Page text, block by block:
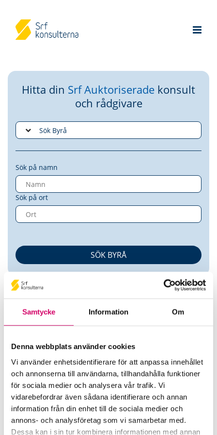
Samtycke Information Om
Denna webbplats använder cookies
Vi använder enhetsidentifierare för att anpassa innehållet
och annonserna till användarna, tillhandahålla funktioner
för sociala medier och analysera vår trafik. Vi
vidarebefordrar även sådana identifierare och annan
information från din enhet till de sociala medier och
annons- och analysföretag som vi samarbetar med.
Dessa kan i sin tur kombinera informationen med annan
Hitta din Srf Auktoriserade konsult
och rådgivare
Sök på namn
Sök på ort
Sand Lön & Redovisning AB
Srf Auktoriserade konsulter
Linn Delin
Skicka e-post
0524-14 18 80